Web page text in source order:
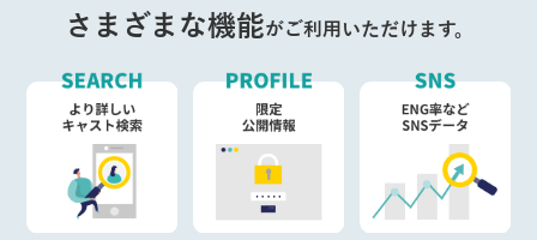
さまざまな機能がご利用いただけます。